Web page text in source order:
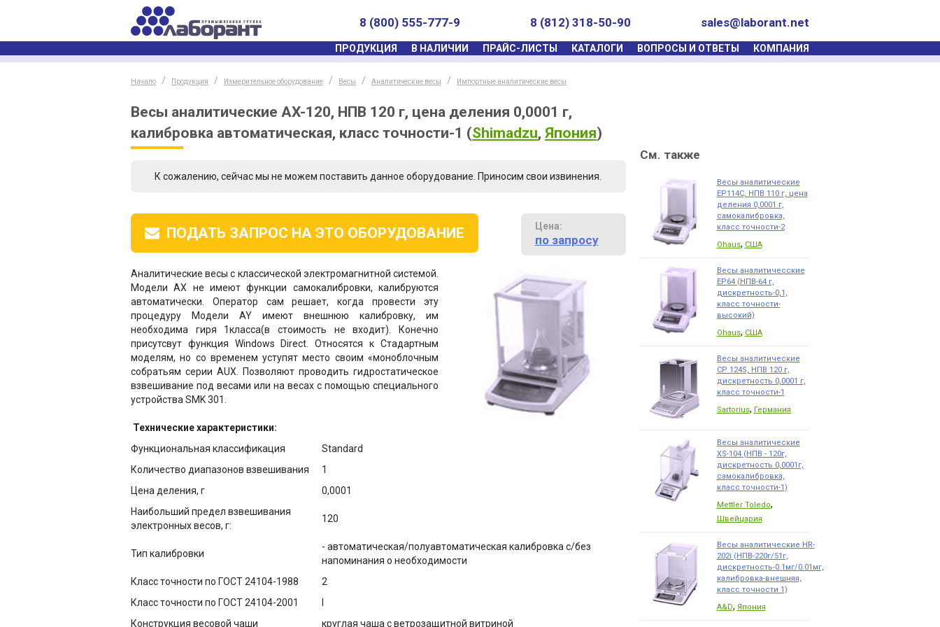
sales@laborant.net
8 (812) 318-50-90
8 (800) 555-777-9
ПРОДУКЦИЯ В НАЛИЧИИ ПРАЙС-ЛИСТЫ КАТАЛОГИ ВОПРОСЫ И ОТВЕТЫ КОМПАНИЯ
Начало Продукция Измерительное оборудование Весы Аналитические весы Импортные аналитические весы
Весы аналитические AX-120, НПВ 120 г, цена деления 0,0001 г,
калибровка автоматическая, класс точности-1 (Shimadzu, Япония)
К сожалению, сейчас мы не можем поставить данное оборудование. Приносим свои извинения.
ПОДАТЬ ЗАПРОС НА ЭТО ОБОРУДОВАНИЕ Цена:
по запросу
Аналитические весы с классической электромагнитной системой.
Модели AX не имеют функции самокалибровки, калибруются
автоматически. Оператор сам решает, когда провести эту
процедуру Модели AY имеют внешнюю калибровку, им
необходима гиря 1класса(в стоимость не входит). Конечно
присутсвут функция Windows Direct. Относятся к Стадартным
моделям, но со временем уступят место своим «моноблочным
собратьям серии AUX. Позволяют проводить гидростатическое
взвешивание под весами или на весах с помощью специального
устройства SMK 301.
Технические характеристики:
Функциональная классификация
Standard
Количество диапазонов взвешивания
1
Цена деления, г
0,0001
Наибольший предел взвешивания
электронных весов, г:
120
Тип калибровки
- автоматическая/полуавтоматическая калибровка с/без
напоминания о необходимости
Класс точности по ГОСТ 24104-1988
2
Класс точности по ГОСТ 24104-2001
Конструкция весовой чаши
круглая чаша с ветрозащитной витриной
См. также
Весы аналитические
EP114C, НПВ 110 г, цена
деления 0,0001 г,
самокалибровка,
класс точности-2
Ohaus, США
Весы аналитичесские
EP64 (НПВ-64 г,
дискретность-0,1,
класс точности-
высокий)
Ohaus, США
Весы аналитические
CP 124S, НПВ 120 г,
дискретность 0,0001 г,
класс точности-1
Sartorius, Германия
Весы аналитические
XS-104 (НПВ - 120г,
дискретность 0,0001г,
самокалибровка,
класс точности-1)
Mettler Toledo,
Швейцария
Весы аналитические HR-
202i (НПВ-220г/51г,
дискретность-0.1мг/0.01мг,
калибровка-внешняя,
класс точности 1)
A&D, Япония